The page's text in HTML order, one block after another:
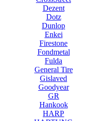
Dezent
Dotz
Dunlop
Enkei
Firestone
Fondmetal
Fulda
General Tire
Gislaved
Goodyear
GR
Hankook
HARP